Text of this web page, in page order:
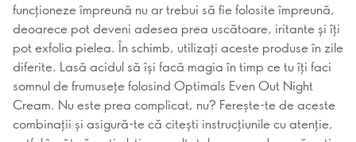
funcționeze împreună nu ar trebui să fie folosite împreună,
deoarece pot deveni adesea prea uscătoare, iritante și îți
pot exfolia pielea. În schimb, utilizați aceste produse în zile
diferite. Lasă acidul să își facă magia în timp ce tu îți faci
somnul de frumusețe folosind Optimals Even Out Night
Cream. Nu este prea complicat, nu? Ferește-te de aceste
combinații și asigură-te că citești instrucțiunile cu atenție,